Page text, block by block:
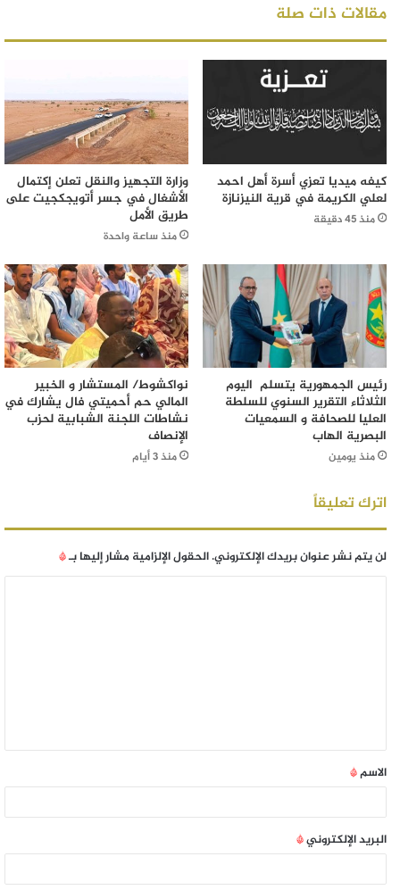
مقالات ذات صلة
كيفه ميديا تعزي أسرة أهل احمد
لعلي الكريمة في قرية النيزنازة
منذ 45 دقيقة
وزارة التجهيز والنقل تعلن إكتمال
الأشغال في جسر أتويجكجيت على
طريق الأمل
منذ ساعة واحدة
رئيس الجمهورية يتسلم اليوم
الثلاثاء التقرير السنوي للسلطة
العليا للصحافة و السمعيات
البصرية الهاب
منذ يومين
نواكشوط/ المستشار و الخبير
المالي حم أحميتي فال يشارك في
نشاطات اللجنة الشبابية لحزب
الإنصاف
منذ 3 أيام
اترك تعليقاً
لن يتم نشر عنوان بريدك الإلكتروني.الحقول الإلزامية مشار إليها بـ*
الاسم*
البريد الإلكتروني*